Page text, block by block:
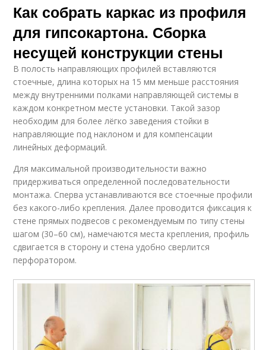
Как собрать каркас из профиля
для гипсокартона. Сборка
несущей конструкции стены
В полость направляющих профилей вставляются
стоечные, длина которых на 15 мм меньше расстояния
между внутренними полками направляющей системы в
каждом конкретном месте установки. Такой зазор
необходим для более лёгко заведения стойки в
направляющие под наклоном и для компенсации
линейных деформаций.
Для максимальной производительности важно
придерживаться определенной последовательности
монтажа. Сперва устанавливаются все стоечные профили
без какого-либо крепления. Далее проводится фиксация к
стене прямых подвесов с рекомендуемым по типу стены
шагом (30–60 см), намечаются места крепления, профиль
сдвигается в сторону и стена удобно сверлится
перфоратором.